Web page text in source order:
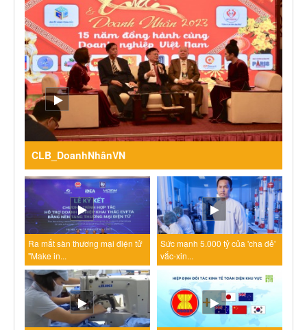
CLB_DoanhNhânVN
Ra mắt sàn thương mại điện tử
"Make in...
Sức mạnh 5.000 tỷ của 'cha đẻ'
vắc-xin...